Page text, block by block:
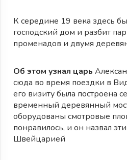
К середине 19 века здесь
господский дом и разбит
променадов и двумя
Об этом узнал царь
сюда во время поездки в
его визиту была построена
временный деревянный
оборудованы смотровые
понравилось, и он назвал
Швейцарией